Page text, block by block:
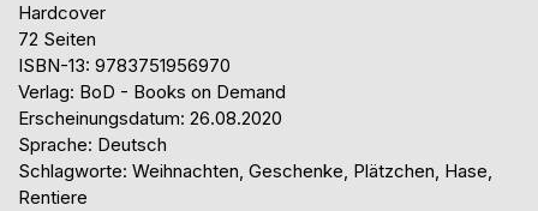
Hardcover
72 Seiten
ISBN-13: 9783751956970
Verlag: BoD - Books on Demand
Erscheinungsdatum: 26.08.2020
Sprache: Deutsch
Schlagworte: Weihnachten, Geschenke, Plätzchen, Hase,
Rentiere